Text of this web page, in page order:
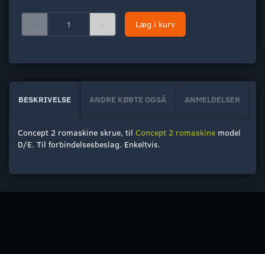
Læg i kurv
BESKRIVELSE ANDRE KØBTE OGSÅ ANMELDELSER
Concept 2 romaskine skrue, til Concept 2 romaskine model
D/E. Til forbindelsesbeslag. Enkeltvis.